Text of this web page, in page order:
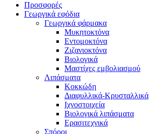
Προσφορές
Γεωργικά εφόδια
Γεωργικά φάρμακα
Μυκητοκτόνα
Εντομοκτόνα
Ζιζανιοκτόνα
Βιολογικά
Μαστίχες εμβολιασμού
Λιπάσματα
Κοκκώδη
Διαφυλλικά-Κρυσταλλικά
Ιχνοστοιχεία
Βιολογικά λιπάσματα
Ερασιτεχνικά
Σπόροι